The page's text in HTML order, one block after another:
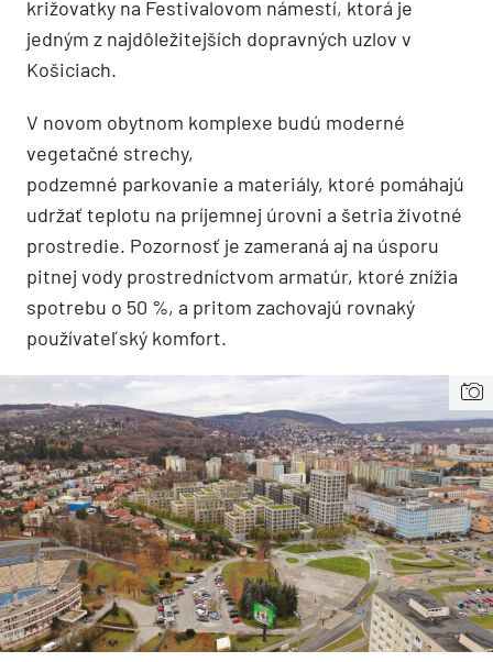
križovatky na Festivalovom námestí, ktorá je
jedným z najdôležitejších dopravných uzlov v
Košiciach.
V novom obytnom komplexe budú moderné
vegetačné strechy,
podzemné parkovanie a materiály, ktoré pomáhajú
udržať teplotu na príjemnej úrovni a šetria životné
prostredie. Pozornosť je zameraná aj na úsporu
pitnej vody prostredníctvom armatúr, ktoré znížia
spotrebu o 50 %, a pritom zachovajú rovnaký
používateľský komfort.